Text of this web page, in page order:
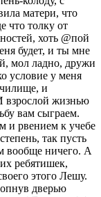
матери, что
что толку от
хоть @пой
будет, и ты мне
мол ладно, дружи
условие у меня
и
взрослой жизнью
вам сыграем.
и рвением к учебе
так пусть
вообще ничего. А
ребятишек,
этого Лешу.
дверью